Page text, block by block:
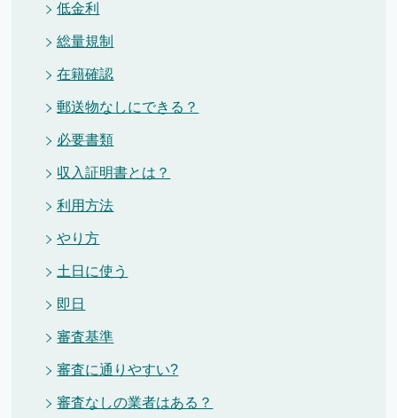
低金利
総量規制
在籍確認
郵送物なしにできる？
必要書類
収入証明書とは？
利用方法
やり方
土日に使う
即日
審査基準
審査に通りやすい?
審査なしの業者はある？